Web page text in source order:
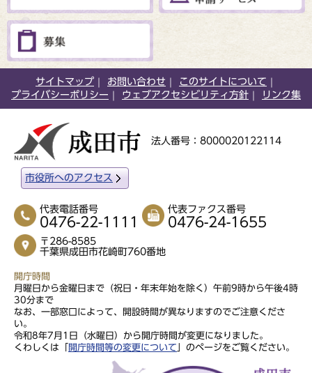
サイトマップ お問い合わせ
このサイトについて
プライバシーポリシー
ウェブアクセシビリティ方針 リンク集
法人番号：8000020122114
市役所へのアクセス
代表電話番号
0476-22-1111
代表ファクス番号
0476-24-1655
〒286-8585
千葉県成田市花崎町760番地
開庁時間
月曜日から金曜日まで（祝日・年末年始を除く）午前9時から午後4時
30分まで
なお、一部窓口によって、開設時間が異なりますのでご注意くださ
い。
令和8年7月1日（水曜日）から開庁時間が変更になりました。
くわしくは「
開庁時間等の変更について 」のページをご覧ください。